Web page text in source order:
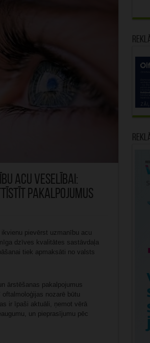
acu veselībai:
pakalpojumus
pievērst uzmanību acu
dzīves kvalitātes sastāvdaļa
tiek apmaksāti no valsts
ārstēšanas pakalpojumus
nozarē būtu
ir īpaši aktuāli, ņemot vērā
un pieprasījumu pēc